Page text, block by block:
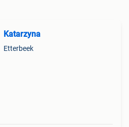
Katarzyna
Etterbeek